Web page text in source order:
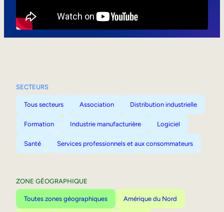
SECTEURS
Tous secteurs Association Distribution industrielle
Formation Industrie manufacturière Logiciel
Santé Services professionnels et aux consommateurs
ZONE GÉOGRAPHIQUE
Toutes zones géographiques Amérique du Nord